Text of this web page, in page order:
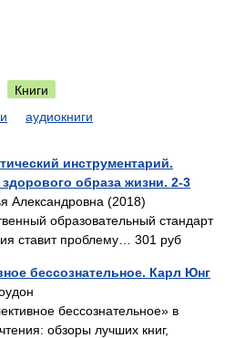
Книги
аудиокниги
инструментарий.
образа жизни. 2-3
Александровна (2018)
образовательный стандарт
ставит проблему… 301 руб
бессознательное. Карл Юнг
бессознательное» в
обзоры лучших книг,